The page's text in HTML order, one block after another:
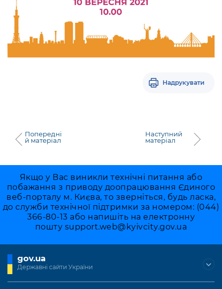
Надрукувати
Попередні
й матеріал
Наступний
матеріал
Якщо у Вас виникли технічні питання або
побажання з приводу доопрацювання Єдиного
веб-порталу м. Києва, то зверніться, будь ласка,
до служби технічної підтримки за номером: (044)
366-80-13 або напишіть на електронну
пошту support.web@kyivcity.gov.ua
gov.ua
Державні сайти України